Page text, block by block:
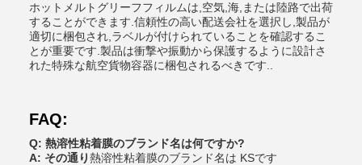
ホットメルトグリーフフィルムは,空気,海,または陸路で出荷
することができます.信頼性の高い配送会社を選択し,製品が
適切に梱包され,ラベルが付けられていることを確認するこ
とが重要です.製品は衝撃や振動から保護するように設計さ
れた特殊な航空貨物容器に梱包されるべきです..
FAQ:
Q: 熱溶性粘着膜のブランド名は何ですか?
A: その通り熱溶性粘着膜のブランド名は KSです